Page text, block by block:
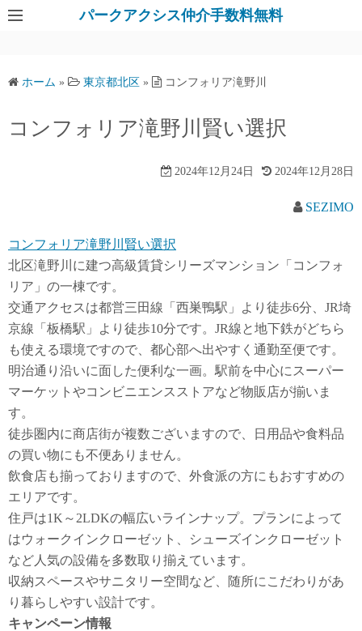
パークアクシス仲介手数料無料
ホーム » 東京都北区 » コンフォリア滝野川
コンフォリア滝野川賢い選択
2024年12月24日 2024年12月28日
SEZIMO
コンフォリア滝野川賢い選択
北区滝野川に建つ高級賃貸シリーズマンション「コンフォ
リア」の一棟です。
交通アクセスは都営三田線「西巣鴨駅」より徒歩6分、JR埼
京線「板橋駅」より徒歩10分です。JR線と地下鉄がどちら
も使える環境ですので、都心部へ出やすく通勤至便です。
明治通り沿いに面した便利な一画。駅前を中心にスーパー
マーケットやコンビニエンスストアなど物販店が揃いま
す。
徒歩圏内に商店街が複数ございますので、日用品や食料品
の買い物にも不便ありません。
飲食店も揃っておりますので、外食派の方にもおすすめの
エリアです。
住戸は1K～2LDKの幅広いラインナップ。プランによって
はウォークインクローゼット、シューズインクローゼット
など人気の設備を多数取り揃えています。
収納スペースやサニタリー空間など、随所にこだわりがあ
り暮らしやすい設計です。
キャンペーン情報